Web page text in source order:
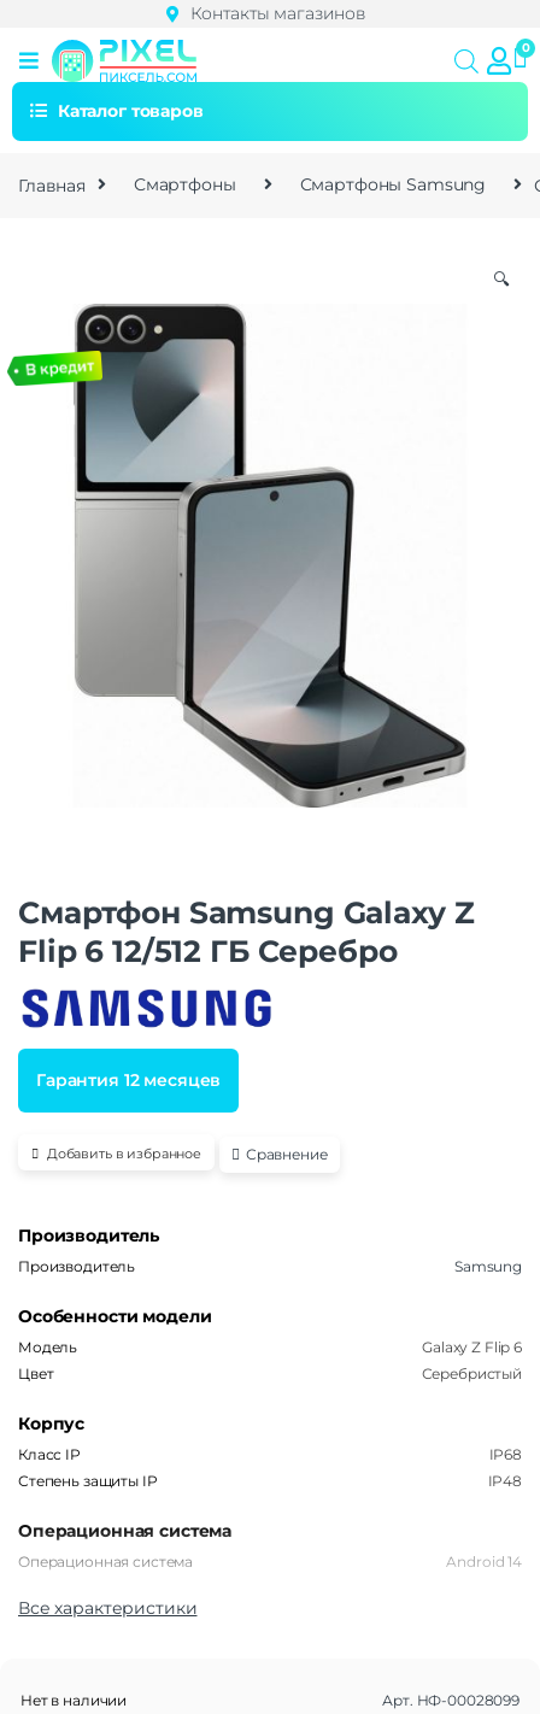
Контакты магазинов
Каталог товаров
Главная Смартфоны Смартфоны Samsung
🔍
Смартфон Samsung Galaxy Z
Flip 6 12/512 ГБ Серебро
Гарантия 12 месяцев
Добавить в избранное Сравнение
Производитель
Производитель Samsung
Особенности модели
Модель
Galaxy Z Flip 6
Цвет
Серебристый
Корпус
Класс IP
IP68
Степень защиты IP
IP48
Операционная система
Операционная система Android 14
Функции памяти
Дисплей
Все характеристики
Нет в наличии Арт. НФ-00028099